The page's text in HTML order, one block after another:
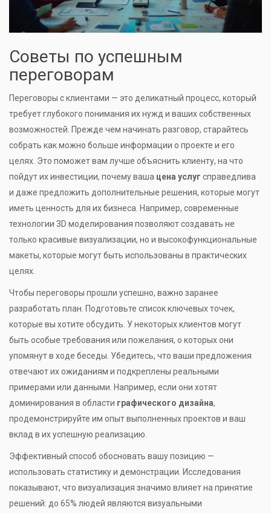
Советы по успешным
переговорам
Переговоры с клиентами — это деликатный процесс, который
требует глубокого понимания их нужд и ваших собственных
возможностей. Прежде чем начинать разговор, старайтесь
собрать как можно больше информации о проекте и его
целях. Это поможет вам лучше объяснить клиенту, на что
пойдут их инвестиции, почему ваша цена услуг справедлива
и даже предложить дополнительные решения, которые могут
иметь ценность для их бизнеса. Например, современные
технологии 3D моделирования позволяют создавать не
только красивые визуализации, но и высокофункциональные
макеты, которые могут быть использованы в практических
целях.
Чтобы переговоры прошли успешно, важно заранее
разработать план. Подготовьте список ключевых точек,
которые вы хотите обсудить. У некоторых клиентов могут
быть особые требования или пожелания, о которых они
упомянут в ходе беседы. Убедитесь, что ваши предложения
отвечают их ожиданиям и подкреплены реальными
примерами или данными. Например, если они хотят
доминирования в области графического дизайна,
продемонстрируйте им опыт выполненных проектов и ваш
вклад в их успешную реализацию.
Эффективный способ обосновать вашу позицию —
использовать статистику и демонстрации. Исследования
показывают, что визуализация значимо влияет на принятие
решений: до 65% людей являются визуальными